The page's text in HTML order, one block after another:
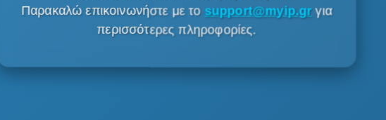
Παρακαλώ επικοινωνήστε με το support@myip.grγια
περισσότερες πληροφορίες.